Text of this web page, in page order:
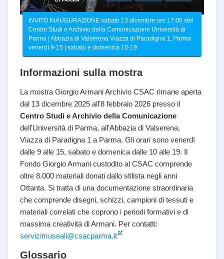
INVITO INAUGURAZIONE sabato 13 dicembre ore 17:00 stel
Centro Studi e Archivio della Comunicazione Università di
Parma | Abbazia di Valserena Viazza di Paradigna 1, Parma
venerdì 9-15 | sabato e domenica 10-19
Informazioni sulla mostra
La mostra Giorgio Armani Archivio CSAC rimane aperta
dal 13 dicembre 2025 all'8 febbraio 2026 presso il
Centro Studi e Archivio della Comunicazione
dell'Università di Parma, all'Abbazia di Valserena,
Viazza di Paradigna 1 a Parma. Gli orari sono venerdì
dalle 9 alle 15, sabato e domenica dalle 10 alle 19. Il
Fondo Giorgio Armani custodito al CSAC comprende
oltre 8.000 materiali donati dallo stilista negli anni
Ottanta. Si tratta di una documentazione straordinaria
che comprende disegni, schizzi, campioni di tessuti e
materiali correlati che coprono i periodi formativi e di
massima creatività di Armani. Per contatti:
servizimuseali@csacparma.it
Glossario